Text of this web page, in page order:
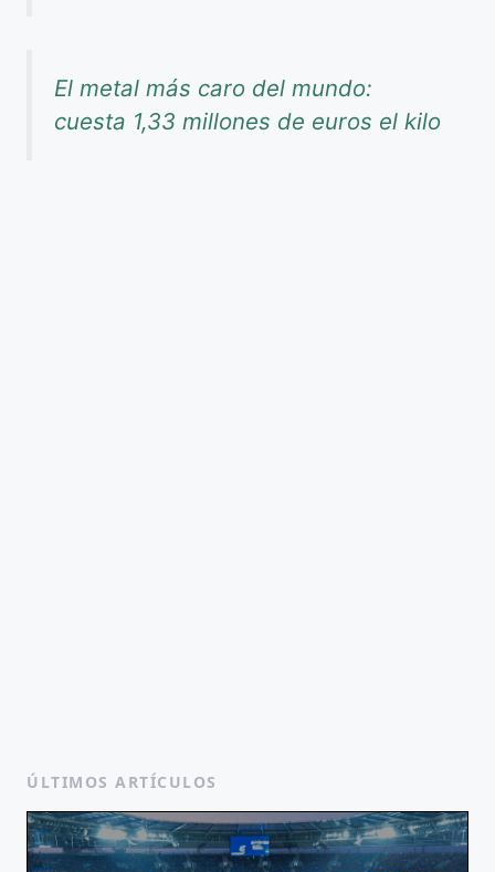
El metal más caro del mundo:
cuesta 1,33 millones de euros el kilo
ÚLTIMOS ARTÍCULOS